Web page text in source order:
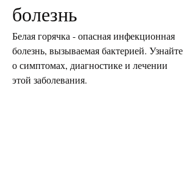
болезнь
Белая горячка - опасная инфекционная
болезнь, вызываемая бактерией. Узнайте
о симптомах, диагностике и лечении
этой заболевания.